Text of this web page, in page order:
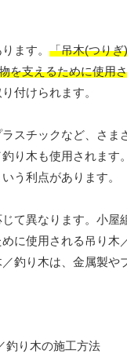
ます。 「吊木(つり
を支えるために使用
付けられます。
スチックなど、さ
り木も使用されま
う利点があります。
て異なります。小
に使用される吊り
釣り木は、金属製や